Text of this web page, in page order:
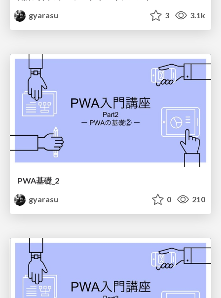
gyarasu
3 3.1k
PWA基礎_2
gyarasu
0 210